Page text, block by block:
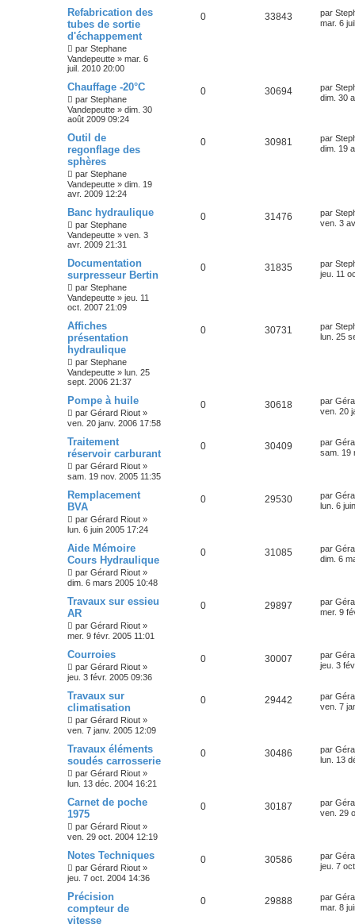
Refabrication des
tubes de sortie
d'échappement
par Stephane
Vandepeutte » mar. 6
juil. 2010 20:00
0 33843 par
mar. 6
Chauffage -20°C
par Stephane
Vandepeutte » dim. 30
août 2009 09:24
0 30694 par
dim. 30
Outil de
regonflage des
sphères
par Stephane
Vandepeutte » dim. 19
avr. 2009 12:24
0 30981 par
dim. 19
Banc hydraulique
par Stephane
Vandepeutte » ven. 3
avr. 2009 21:31
0 31476 par
ven. 3
Documentation
surpresseur Bertin
par Stephane
Vandepeutte » jeu. 11
oct. 2007 21:09
0 31835 par
jeu. 11
Affiches
présentation
hydraulique
par Stephane
Vandepeutte » lun. 25
sept. 2006 21:37
0 30731 par
lun. 25
Pompe à huile
par Gérard Riout »
ven. 20 janv. 2006 17:58
0 30618 par
ven. 20
Traitement
réservoir carburant
par Gérard Riout »
sam. 19 nov. 2005 11:35
0 30409 par
sam. 19
Remplacement
BVA
par Gérard Riout »
lun. 6 juin 2005 17:24
0 29530 par
lun. 6
Aide Mémoire
Cours Hydraulique
par Gérard Riout »
dim. 6 mars 2005 10:48
0 31085 par
dim. 6
Travaux sur essieu
AR
par Gérard Riout »
mer. 9 févr. 2005 11:01
0 29897 par
mer. 9
Courroies
par Gérard Riout »
jeu. 3 févr. 2005 09:36
0 30007 par
jeu. 3
Travaux sur
climatisation
par Gérard Riout »
ven. 7 janv. 2005 12:09
0 29442 par
ven. 7
Travaux éléments
soudés carrosserie
par Gérard Riout »
lun. 13 déc. 2004 16:21
0 30486 par
lun. 13
Carnet de poche
1975
par Gérard Riout »
ven. 29 oct. 2004 12:19
0 30187 par
ven. 29
Notes Techniques
par Gérard Riout »
jeu. 7 oct. 2004 14:36
0 30586 par
jeu. 7
Précision
compteur de
vitesse
0 29888 par
mar. 8